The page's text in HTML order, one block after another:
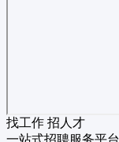
找工作 招人才
一站式招聘服务平台